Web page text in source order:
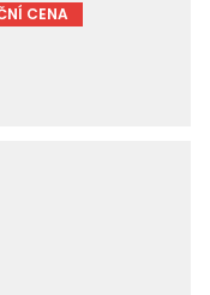
CENA